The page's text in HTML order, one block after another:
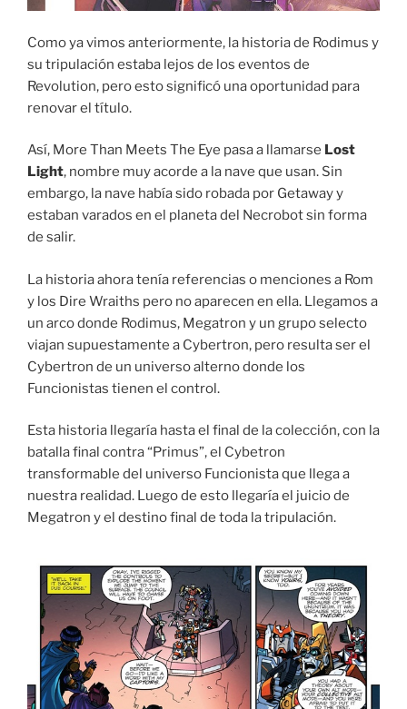
Como ya vimos anteriormente, la historia de Rodimus y
su tripulación estaba lejos de los eventos de
Revolution, pero esto significó una oportunidad para
renovar el título.
Así, More Than Meets The Eye pasa a llamarse Lost
Light, nombre muy acorde a la nave que usan. Sin
embargo, la nave había sido robada por Getaway y
estaban varados en el planeta del Necrobot sin forma
de salir.
La historia ahora tenía referencias o menciones a Rom
y los Dire Wraiths pero no aparecen en ella. Llegamos a
un arco donde Rodimus, Megatron y un grupo selecto
viajan supuestamente a Cybertron, pero resulta ser el
Cybertron de un universo alterno donde los
Funcionistas tienen el control.
Esta historia llegaría hasta el final de la colección, con la
batalla final contra “Primus”, el Cybetron
transformable del universo Funcionista que llega a
nuestra realidad. Luego de esto llegaría el juicio de
Megatron y el destino final de toda la tripulación.